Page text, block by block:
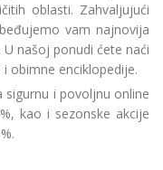
oblasti. Zahvaljujući
vam najnovija
našoj ponudi ćete naći
obimne enciklopedije.
i povoljnu online
kao i sezonske akcije